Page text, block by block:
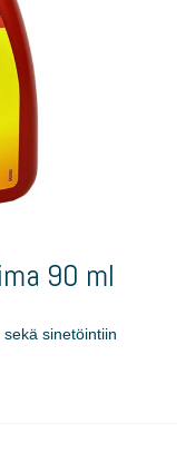
90 ml
sinetöintiin